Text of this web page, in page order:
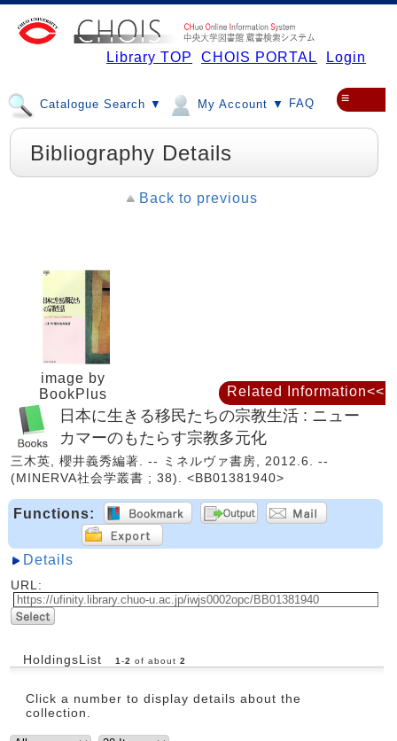
Library TOP CHOIS PORTAL Login
Catalogue Search ▼ My Account ▼ FAQ ≡
Bibliography Details
Back to previous
image by
BookPlus
日本に生きる移民たちの宗教生活 : ニュー
カマーのもたらす宗教多元化
三木英, 櫻井義秀編著. -- ミネルヴァ書房, 2012.6. --
(MINERVA社会学叢書 ; 38). <BB01381940>
Functions:
Details
URL:
HoldingsList 1 -2 of about 2
Click a number to display details about the
collection.
Related Information<<